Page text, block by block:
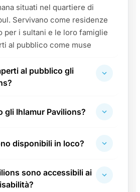
situati nel quartiere di
Servivano come residenze
per i sultani e le loro famiglie
al pubblico come muse
al pubblico gli
gli Ihlamur Pavilions?
disponibili in loco?
sono accessibili ai